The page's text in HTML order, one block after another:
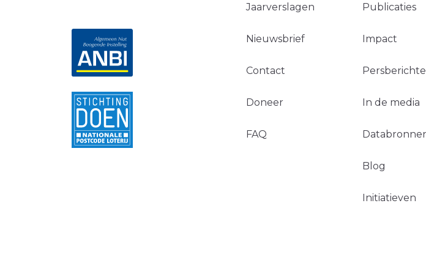
Jaarverslagen
Nieuwsbrief
Contact
Doneer
FAQ
Publicaties
Impact
In de media
Blog
Initiatieven